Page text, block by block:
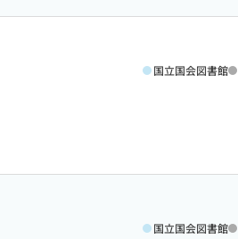
国立国会図書館
国立国会図書館